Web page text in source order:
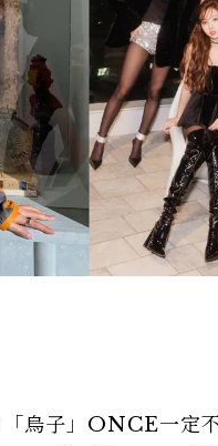
烏子」ONCE一定